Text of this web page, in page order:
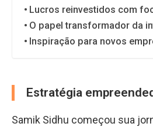
Lucros reinvestidos com
O papel transformador da
Inspiração para novos
Estratégia
Samik Sidhu começou sua